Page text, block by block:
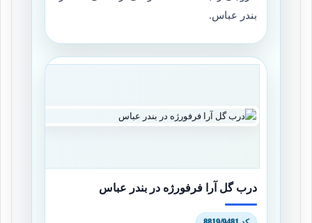
بندر عباس.
درب گل آرا فرفورژه در بندر عباس